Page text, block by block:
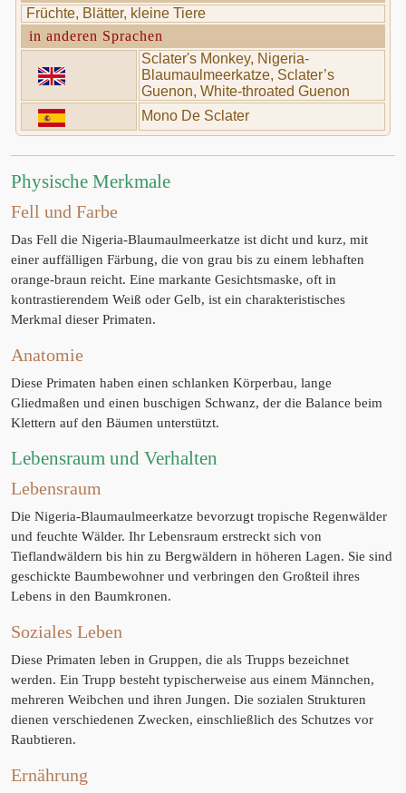
Früchte, Blätter, kleine Tiere
in anderen Sprachen
Sclater's Monkey, Nigeria-
Blaumaulmeerkatze, Sclater’s
Guenon, White-throated Guenon
Mono De Sclater
Physische Merkmale
Fell und Farbe
Das Fell die Nigeria-Blaumaulmeerkatze ist dicht und kurz, mit
einer auffälligen Färbung, die von grau bis zu einem lebhaften
orange-braun reicht. Eine markante Gesichtsmaske, oft in
kontrastierendem Weiß oder Gelb, ist ein charakteristisches
Merkmal dieser Primaten.
Anatomie
Diese Primaten haben einen schlanken Körperbau, lange
Gliedmaßen und einen buschigen Schwanz, der die Balance beim
Klettern auf den Bäumen unterstützt.
Lebensraum und Verhalten
Lebensraum
Die Nigeria-Blaumaulmeerkatze bevorzugt tropische Regenwälder
und feuchte Wälder. Ihr Lebensraum erstreckt sich von
Tieflandwäldern bis hin zu Bergwäldern in höheren Lagen. Sie sind
geschickte Baumbewohner und verbringen den Großteil ihres
Lebens in den Baumkronen.
Soziales Leben
Diese Primaten leben in Gruppen, die als Trupps bezeichnet
werden. Ein Trupp besteht typischerweise aus einem Männchen,
mehreren Weibchen und ihren Jungen. Die sozialen Strukturen
dienen verschiedenen Zwecken, einschließlich des Schutzes vor
Raubtieren.
Ernährung